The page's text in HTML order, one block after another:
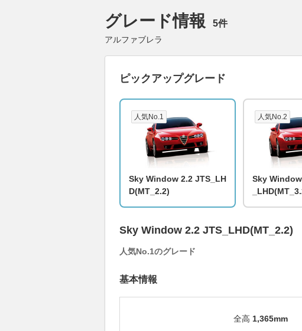
グレード情報 5件
アルファブレラ
ピックアップグレード
人気No.1
Sky Window 2.2 JTS_LH
D(MT_2.2)
人気No.2
Sky
Sky Window 2.2 JTS_LHD(MT_2.2)
人気No.1のグレード
基本情報
全高 1,365mm